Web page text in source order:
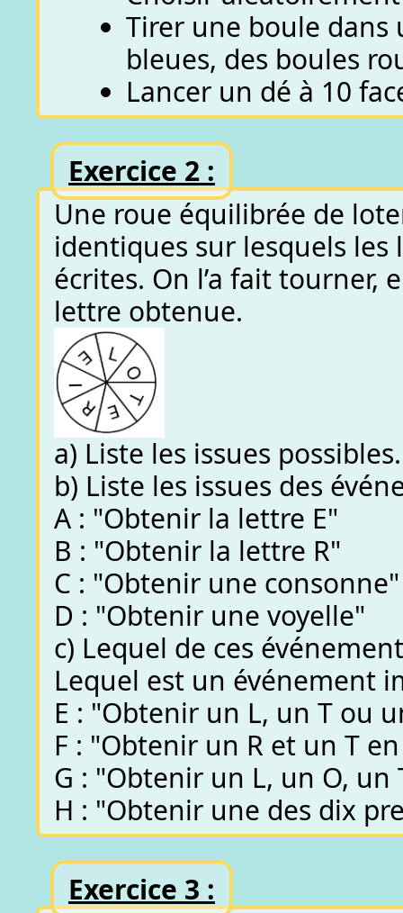
Tirer une boule
bleues, des boules
Lancer un dé à 10
Exercice 2 :
Une roue équilibrée de
identiques sur lesquels les
écrites. On l’a fait tourner,
lettre obtenue.
a) Liste les issues possibles.
b) Liste les issues des
A : "Obtenir la lettre E"
B : "Obtenir la lettre R"
C : "Obtenir une consonne"
D : "Obtenir une voyelle"
c) Lequel de ces
Lequel est un événement
E : "Obtenir un L, un T ou
F : "Obtenir un R et un T
G : "Obtenir un L, un O, un
H : "Obtenir une des dix
Exercice 3 :